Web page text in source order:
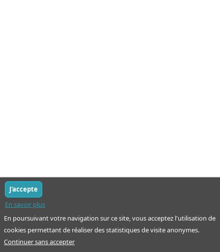
En poursuivant votre navigation sur ce site, vous acceptez l'utilisation de
cookies permettant de réaliser des statistiques de visite anonymes.
En savoir plus
J'accepte
Continuer sans accepter